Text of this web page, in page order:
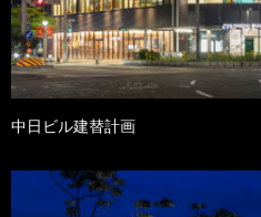
中日ビル建替計画